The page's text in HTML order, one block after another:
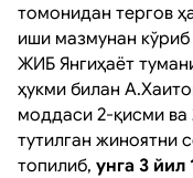
томонидан тергов
иши мазмунан
ЖИБ Янгиҳаёт
ҳукми билан
моддаси 2-қисми
тутилган жиноятни
топилиб, унга 3